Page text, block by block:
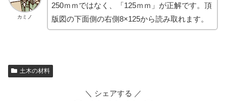
カミノ
250ｍｍではなく、「125ｍｍ」が正解です。頂
版図の下面側の右側8×125から読み取れます。
土木の材料
＼ シェアする ／